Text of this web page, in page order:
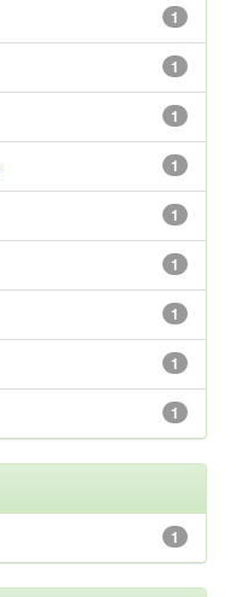
1
1
1
1
1
1
1
1
1
1